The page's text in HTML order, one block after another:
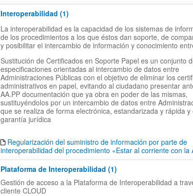
Interoperabilidad (1)
La interoperabilidad es la capacidad de los sistemas de
de los procedimientos a los que éstos dan soporte, de
y posibilitar el intercambio de información y conocimiento
Sustitución de Certificados en Soporte Papel es un conjunto
especificaciones orientadas al intercambio de datos entre
Administraciones Públicas con el objetivo de eliminar los
administrativos en papel, evitando al ciudadano presentar
AA.PP documentación que ya obra en poder de las mismas,
sustituyéndolos por un intercambio de datos entre
que se realiza de forma electrónica, estandarizada y rápida y
garantía jurídica
Regularización del suministro de información por parte de
interoperabilidad del procedimiento «Estar al corriente con la
Plataforma de Interoperabilidad (1)
Gestión de acceso a la Plataforma de Interoperabilidad a
cliente CLOUD